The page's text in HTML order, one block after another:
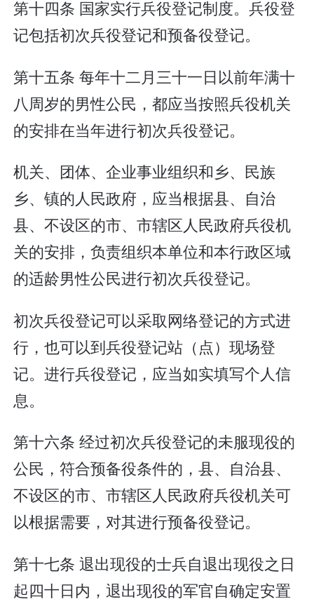
第十四条 国家实行兵役登记制度。兵役登
记包括初次兵役登记和预备役登记。
第十五条 每年十二月三十一日以前年满十
八周岁的男性公民，都应当按照兵役机关
的安排在当年进行初次兵役登记。
机关、团体、企业事业组织和乡、民族
乡、镇的人民政府，应当根据县、自治
县、不设区的市、市辖区人民政府兵役机
关的安排，负责组织本单位和本行政区域
的适龄男性公民进行初次兵役登记。
初次兵役登记可以采取网络登记的方式进
行，也可以到兵役登记站（点）现场登
记。进行兵役登记，应当如实填写个人信
息。
第十六条 经过初次兵役登记的未服现役的
公民，符合预备役条件的，县、自治县、
不设区的市、市辖区人民政府兵役机关可
以根据需要，对其进行预备役登记。
第十七条 退出现役的士兵自退出现役之日
起四十日内，退出现役的军官自确定安置